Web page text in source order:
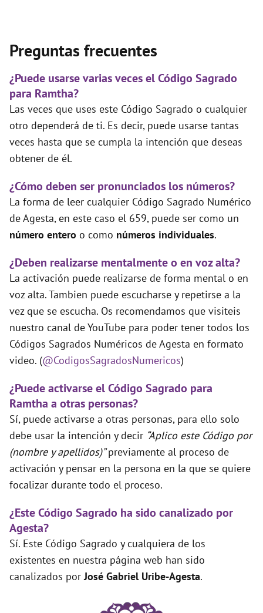
Preguntas frecuentes
¿Puede usarse varias veces el Código Sagrado
para Ramtha?
Las veces que uses este Código Sagrado o cualquier
otro dependerá de ti. Es decir, puede usarse tantas
veces hasta que se cumpla la intención que deseas
obtener de él.
¿Cómo deben ser pronunciados los números?
La forma de leer cualquier Código Sagrado Numérico
de Agesta, en este caso el 659, puede ser como un
número entero o como números individuales.
¿Deben realizarse mentalmente o en voz alta?
La activación puede realizarse de forma mental o en
voz alta. Tambien puede escucharse y repetirse a la
vez que se escucha. Os recomendamos que visiteis
nuestro canal de YouTube para poder tener todos los
Códigos Sagrados Numéricos de Agesta en formato
video. (@CodigosSagradosNumericos)
¿Puede activarse el Código Sagrado para
Ramtha a otras personas?
Sí, puede activarse a otras personas, para ello solo
debe usar la intención y decir “Aplico este Código por
(nombre y apellidos)”previamente al proceso de
activación y pensar en la persona en la que se quiere
focalizar durante todo el proceso.
¿Este Código Sagrado ha sido canalizado por
Agesta?
Sí. Este Código Sagrado y cualquiera de los
existentes en nuestra página web han sido
canalizados porJosé Gabriel Uribe-Agesta.